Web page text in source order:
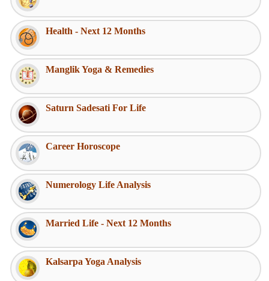
Health - Next 12 Months
Manglik Yoga & Remedies
Saturn Sadesati For Life
Career Horoscope
Numerology Life Analysis
Married Life - Next 12 Months
Kalsarpa Yoga Analysis